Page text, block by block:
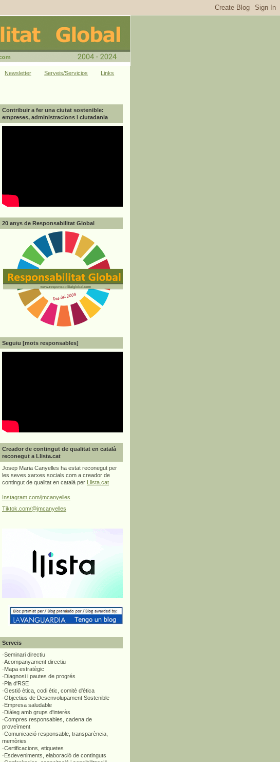
Newsletter Serveis/Servicios Links
Contribuir a fer una ciutat sostenible:
empreses, administracions i ciutadania
20 anys de Responsabilitat Global
Seguiu [mots responsables]
Creador de contingut de qualitat en català
reconegut a Llista.cat
Josep Maria Canyelles ha estat reconegut per
les seves xarxes socials com a creador de
contingut de qualitat en català per
Llista.cat
Instagram.com/jmcanyelles
Tiktok.com/@jmcanyelles
Serveis
·Seminari directiu
·Acompanyament directiu
·Mapa estratègic
·Diagnosi i pautes de progrés
·Pla d'RSE
·Gestió ètica, codi ètic, comitè d'ètica
·Objectius de Desenvolupament Sostenible
·Empresa saludable
·Diàleg amb grups d'interès
·Compres responsables, cadena de
proveïment
·Comunicació responsable, transparència,
memòries
·Certificacions, etiquetes
·Esdeveniments, elaboració de continguts